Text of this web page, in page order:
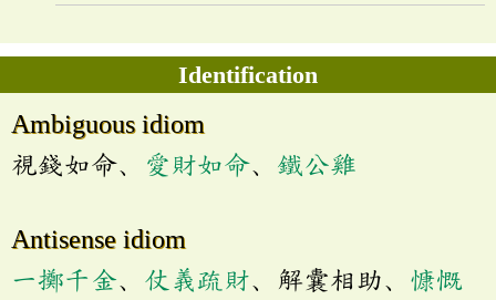
Identification
Ambiguous idiom
視錢如命、
愛財如命、 鐵公雞
Antisense idiom
一擲千金、 仗義疏財、解囊相助、 慷慨